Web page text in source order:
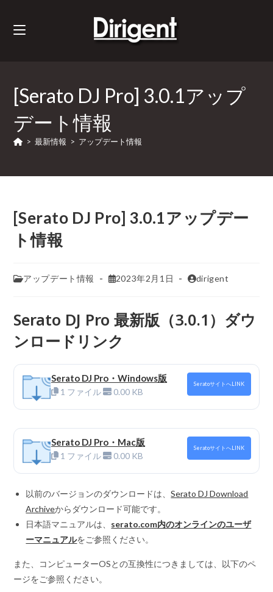
[Serato DJ Pro] 3.0.1アップ
デート情報
> 最新情報 > アップデート情報
[Serato DJ Pro] 3.0.1アップデー
ト情報
アップデート情報 2023年2月1日 dirigent
Serato DJ Pro 最新版（3.0.1）ダウ
ンロードリンク
Serato DJ Pro・Windows版
1 ファイル 0.00 KB
SeratoサイトへLINK
Serato DJ Pro・Mac版
1 ファイル 0.00 KB
SeratoサイトへLINK
以前のバージョンのダウンロードは、Serato DJ Download
Archiveからダウンロード可能です。
日本語マニュアルは、 serato.com内のオンラインのユーザ
ーマニュアルをご参照ください。
また、コンピューターOSとの互換性につきましては、以下のペ
ージをご参照ください。